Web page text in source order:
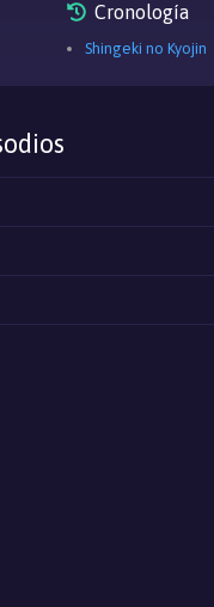
Cronología
Shingeki no Kyojin